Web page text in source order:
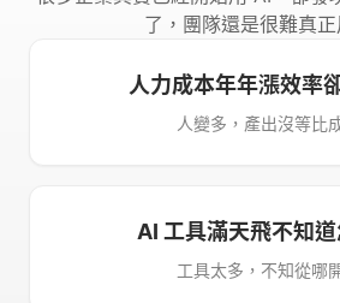
了，團隊還是很難真
人力成本年年漲效率
人變多，產出沒等比
AI 工具滿天飛不知
工具太多，不知從哪